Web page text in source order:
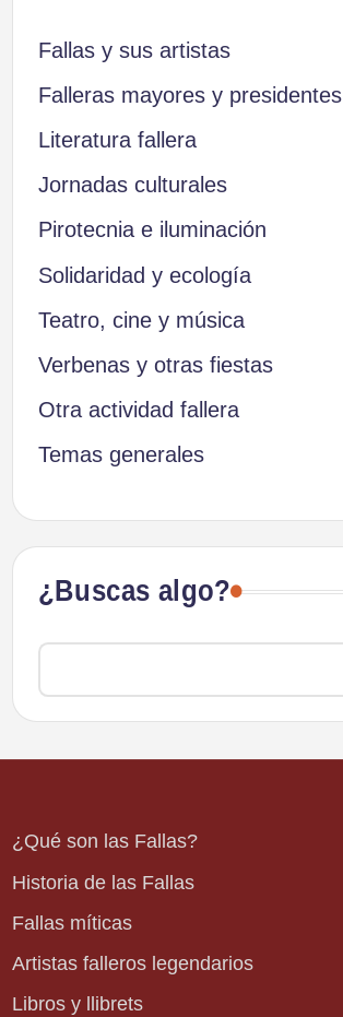
Fallas y sus artistas
Falleras mayores y presidentes
Literatura fallera
Jornadas culturales
Pirotecnia e iluminación
Solidaridad y ecología
Teatro, cine y música
Verbenas y otras fiestas
Otra actividad fallera
Temas generales
¿Buscas algo?
¿Qué son las Fallas?
Historia de las Fallas
Fallas míticas
Artistas falleros legendarios
Libros y llibrets